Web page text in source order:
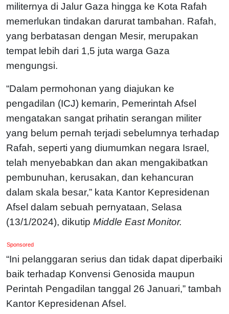
militernya di Jalur Gaza hingga ke Kota Rafah
memerlukan tindakan darurat tambahan. Rafah,
yang berbatasan dengan Mesir, merupakan
tempat lebih dari 1,5 juta warga Gaza
mengungsi.
“Dalam permohonan yang diajukan ke
pengadilan (ICJ) kemarin, Pemerintah Afsel
mengatakan sangat prihatin serangan militer
yang belum pernah terjadi sebelumnya terhadap
Rafah, seperti yang diumumkan negara Israel,
telah menyebabkan dan akan mengakibatkan
pembunuhan, kerusakan, dan kehancuran
dalam skala besar,” kata Kantor Kepresidenan
Afsel dalam sebuah pernyataan, Selasa
(13/1/2024), dikutip Middle East Monitor.
Sponsored
“Ini pelanggaran serius dan tidak dapat diperbaiki
baik terhadap Konvensi Genosida maupun
Perintah Pengadilan tanggal 26 Januari,” tambah
Kantor Kepresidenan Afsel.